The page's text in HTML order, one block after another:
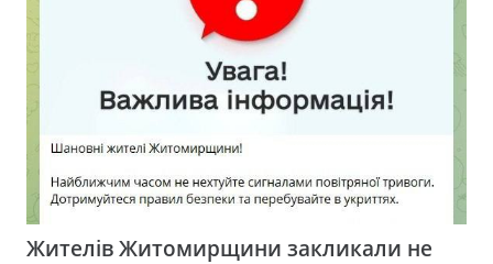
Жителів Житомирщини закликали не